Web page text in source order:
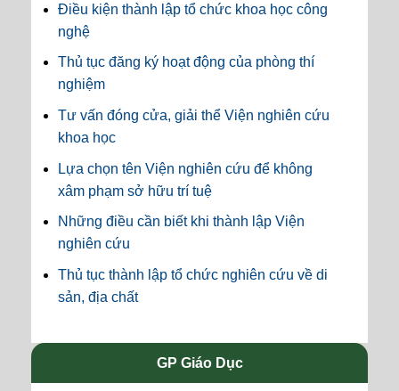
Điều kiện thành lập tổ chức khoa học công
nghệ
Thủ tục đăng ký hoạt động của phòng thí
nghiệm
Tư vấn đóng cửa, giải thể Viện nghiên cứu
khoa học
Lựa chọn tên Viện nghiên cứu để không
xâm phạm sở hữu trí tuệ
Những điều cần biết khi thành lập Viện
nghiên cứu
Thủ tục thành lập tổ chức nghiên cứu về di
sản, địa chất
GP Giáo Dục